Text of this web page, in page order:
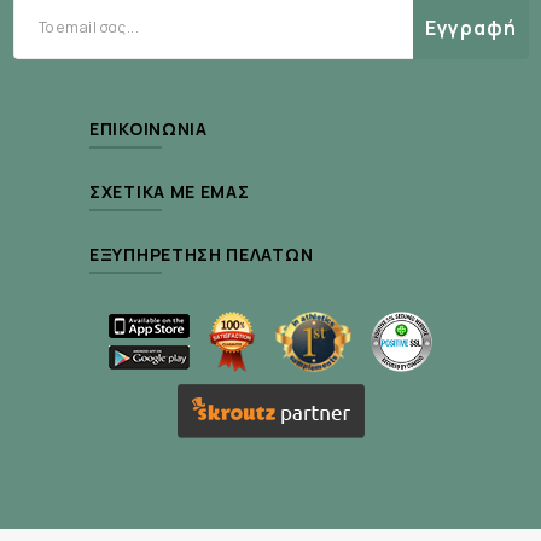
Εγγραφή
ΕΠΙΚΟΙΝΩΝΊΑ
ΣΧΕΤΙΚΆ ΜΕ ΕΜΆΣ
ΕΞΥΠΗΡΈΤΗΣΗ ΠΕΛΑΤΏΝ